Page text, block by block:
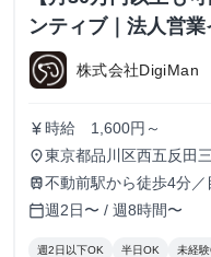
ンティブ｜法人営
株式会社DigiMan
currency_yen 時給 1,600円～
place東京都品川区西五反田
田ビル7-8階（受付8階
train不動前駅から徒歩4分
calendar_today週2日〜 / 週8時間〜
週2日以下OK 半日OK 未経